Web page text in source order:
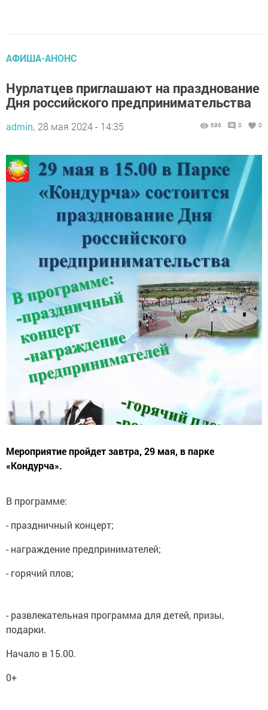
АФИША-АНОНС
Нурлатцев приглашают на празднование
Дня российского предпринимательства
admin, 28 мая 2024 - 14:35 696 0 0
Мероприятие пройдет завтра, 29 мая, в парке
«Кондурча».
В программе:
- праздничный концерт;
- награждение предпринимателей;
- горячий плов;
- развлекательная программа для детей, призы,
подарки.
Начало в 15.00.
0+